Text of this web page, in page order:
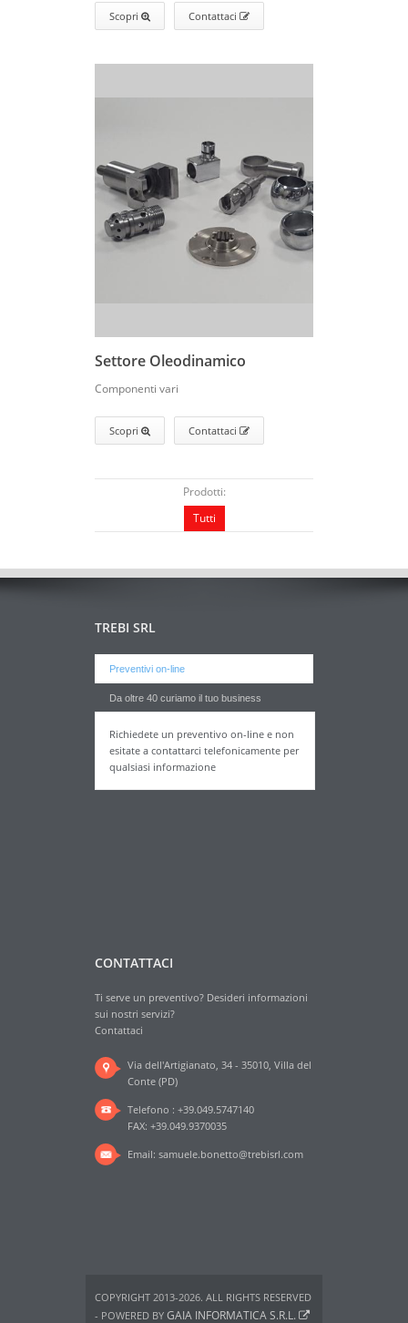
Scopri Contattaci
Settore Oleodinamico
Componenti vari
Scopri Contattaci
Prodotti:
Tutti
TREBI SRL
Preventivi on-line
Da oltre 40 curiamo il tuo business
Richiedete un preventivo on-line e non
esitate a contattarci telefonicamente per
qualsiasi informazione
CONTATTACI
Ti serve un preventivo? Desideri informazioni
sui nostri servizi?
Contattaci
Via dell'Artigianato, 34 - 35010, Villa del
Conte (PD)
Telefono : +39.049.5747140
FAX: +39.049.9370035
Email: samuele.bonetto@trebisrl.com
COPYRIGHT 2013-2026. ALL RIGHTS RESERVED
- POWERED BY GAIA INFORMATICA S.R.L.